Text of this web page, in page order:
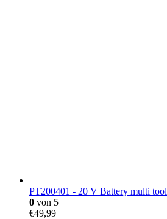
PT200401 - 20 V Battery multi tool
0 von 5
€49,99